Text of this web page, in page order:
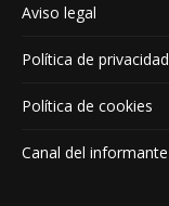
Aviso legal
Política de privacidad
Política de cookies
Canal del informante